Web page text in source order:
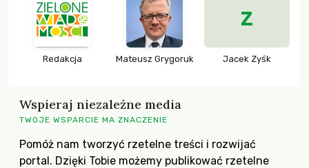
Redakcja Mateusz Grygoruk
Z
Jacek Zyśk
Wspieraj niezależne media
TWOJE WSPARCIE MA ZNACZENIE
Pomóż nam tworzyć rzetelne treści i rozwijać
portal. Dzięki Tobie możemy publikować rzetelne